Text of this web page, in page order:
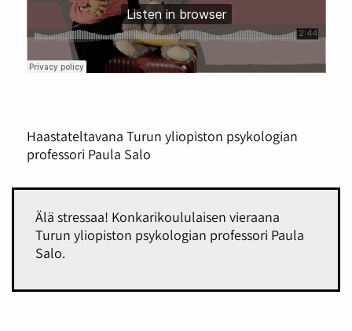
Haastateltavana Turun yliopiston psykologian
professori Paula Salo
Älä stressaa! Konkarikoululaisen vieraana
Turun yliopiston psykologian professori Paula
Salo.